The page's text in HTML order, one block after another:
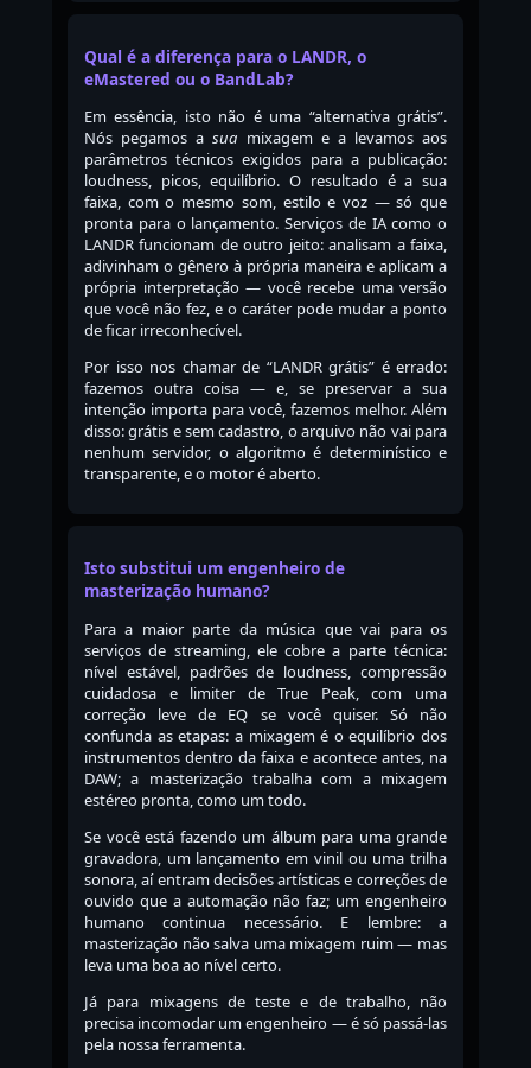
Qual é a diferença para o LANDR, o
eMastered ou o BandLab?
Em essência, isto não é uma “alternativa grátis”.
Nós pegamos asua mixagem e a levamos aos
parâmetros técnicos exigidos para a publicação:
loudness, picos, equilíbrio. O resultado é a sua
faixa, com o mesmo som, estilo e voz — só que
pronta para o lançamento. Serviços de IA como o
LANDR funcionam de outro jeito: analisam a faixa,
adivinham o gênero à própria maneira e aplicam a
própria interpretação — você recebe uma versão
que você não fez, e o caráter pode mudar a ponto
de ficar irreconhecível.
Por isso nos chamar de “LANDR grátis” é errado:
fazemos outra coisa — e, se preservar a sua
intenção importa para você, fazemos melhor. Além
disso: grátis e sem cadastro, o arquivo não vai para
nenhum servidor, o algoritmo é determinístico e
transparente, e o motor é aberto.
Isto substitui um engenheiro de
masterização humano?
Para a maior parte da música que vai para os
serviços de streaming, ele cobre a parte técnica:
nível estável, padrões de loudness, compressão
cuidadosa e limiter de True Peak, com uma
correção leve de EQ se você quiser. Só não
confunda as etapas: a mixagem é o equilíbrio dos
instrumentos dentro da faixa e acontece antes, na
DAW; a masterização trabalha com a mixagem
estéreo pronta, como um todo.
Se você está fazendo um álbum para uma grande
gravadora, um lançamento em vinil ou uma trilha
sonora, aí entram decisões artísticas e correções de
ouvido que a automação não faz; um engenheiro
humano continua necessário. E lembre: a
masterização não salva uma mixagem ruim — mas
leva uma boa ao nível certo.
Já para mixagens de teste e de trabalho, não
precisa incomodar um engenheiro — é só passá-las
pela nossa ferramenta.